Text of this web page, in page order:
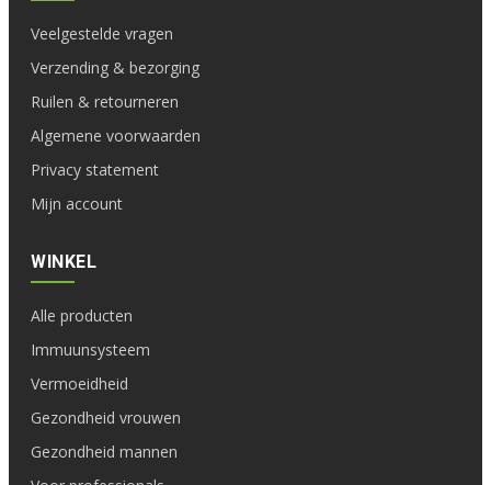
Veelgestelde vragen
Verzending & bezorging
Ruilen & retourneren
Algemene voorwaarden
Privacy statement
Mijn account
WINKEL
Alle producten
Immuunsysteem
Vermoeidheid
Gezondheid vrouwen
Gezondheid mannen